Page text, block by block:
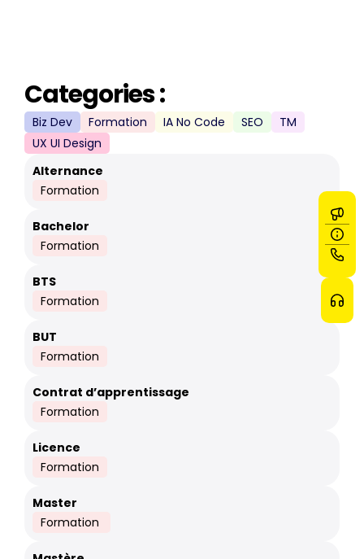
Categories :
Biz Dev Formation IA No Code SEO
TM
UX UI Design
Alternance
Formation
Bachelor
Formation
BTS
Formation
BUT
Formation
Contrat d’apprentissage
Formation
Licence
Formation
Master
Formation